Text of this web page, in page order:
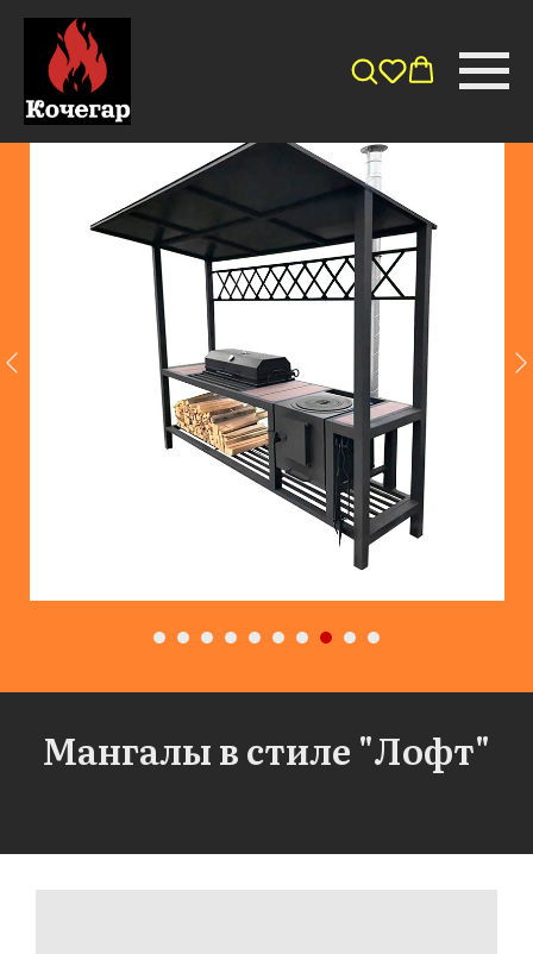
Мангалы в стиле "Лофт"